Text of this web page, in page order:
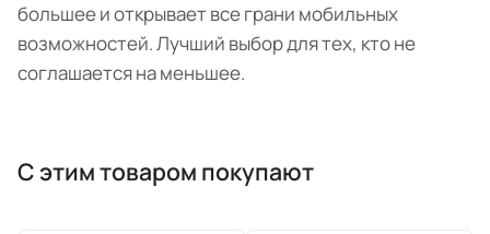
большее и открывает все грани мобильных
возможностей. Лучший выбор для тех, кто не
соглашается на меньшее.
С этим товаром покупают